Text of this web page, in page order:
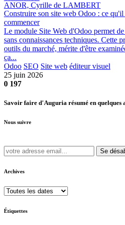
ANOR, Cyrille de LAMBERT
Construire son site web Odoo : ce
commencer
Le module Site Web d'Odoo permet
sans connaissances techniques. Cette
outils du marché, mérite d'être
ça...
Odoo SEO Site web éditeur visuel
25 juin 2026
0 197
Savoir faire d'Auguria résumé en quelques
Nous suivre
Se
Archives
Étiquettes